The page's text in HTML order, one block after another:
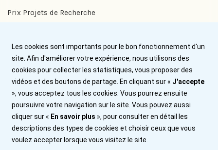
Prix Projets de Recherche
Prix Jean Trémolières
Aide
Nous contacter
Plan du site
Mentions légales
Les cookies sont importants pour le bon fonctionnement d'un
site. Afin d'améliorer votre expérience, nous utilisons des
cookies pour collecter les statistiques, vous proposer des
vidéos et des boutons de partage. En cliquant sur « J'accepte
», vous acceptez tous les cookies. Vous pourrez ensuite
poursuivre votre navigation sur le site. Vous pouvez aussi
cliquer sur « En savoir plus », pour consulter en détail les
descriptions des types de cookies et choisir ceux que vous
voulez accepter lorsque vous visitez le site.